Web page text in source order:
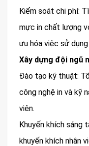
Kiểm soát chi phí:
mực in chất lượng
ưu hóa việc sử
Xây dựng đội ngũ
Đào tạo kỹ thuật:
công nghệ in và kỹ
viên.
Khuyến khích sáng
khuyến khích nhân